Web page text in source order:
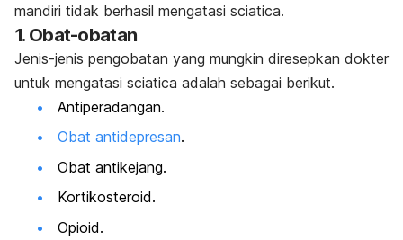
mandiri tidak berhasil mengatasi sciatica.
1. Obat-obatan
Jenis-jenis pengobatan yang mungkin diresepkan dokter
untuk mengatasi sciatica adalah sebagai berikut.
Antiperadangan.
Obat antidepresan.
Obat antikejang.
Kortikosteroid.
Opioid.